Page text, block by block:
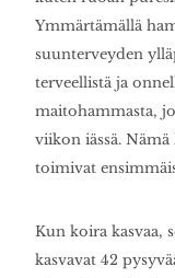
Ymmärtämällä
suunterveyden
terveellistä ja
maitohammasta,
viikon iässä.
toimivat
Kun koira kasvaa,
kasvavat 42